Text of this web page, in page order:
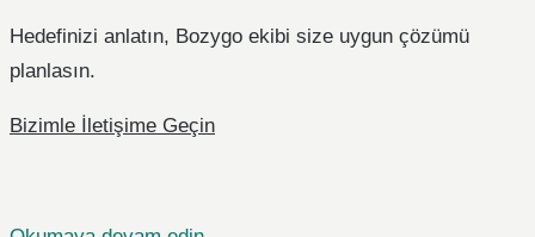
Hedefinizi anlatın, Bozygo ekibi size uygun çözümü
planlasın.
Bizimle İletişime Geçin